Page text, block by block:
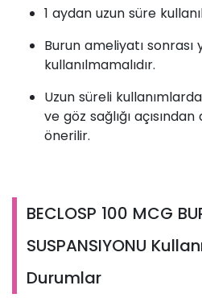
1 aydan uzun süre
Burun ameliyatı
kullanılmamalıdır.
Uzun süreli
ve göz sağlığı
önerilir.
BECLOSP 100 MCG
SUSPANSIYONU
Durumlar